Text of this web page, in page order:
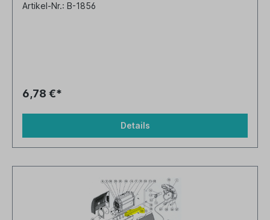
Artikel-Nr.: B-1856
6,78 €*
Details